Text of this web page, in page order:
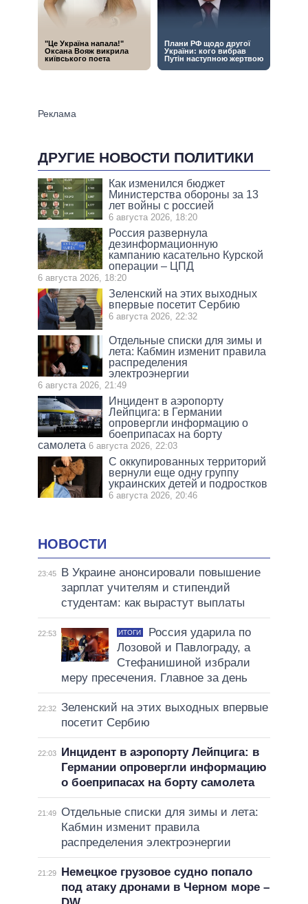
ДРУГИЕ НОВОСТИ ПОЛИТИКИ
Как изменился бюджет
Министерства обороны за 13
лет войны с россией
6 августа 2026, 18:20
Россия развернула
дезинформационную
кампанию касательно Курской
операции – ЦПД
6 августа 2026, 18:20
Зеленский на этих выходных
впервые посетит Сербию
6 августа 2026, 22:32
Отдельные списки для зимы и
лета: Кабмин изменит правила
распределения
электроэнергии
6 августа 2026, 21:49
Инцидент в аэропорту
Лейпцига: в Германии
опровергли информацию о
боеприпасах на борту
самолета 6 августа 2026, 22:03
С оккупированных территорий
вернули еще одну группу
украинских детей и подростков
6 августа 2026, 20:46
НОВОСТИ
23:45
В Украине анонсировали повышение
зарплат учителям и стипендий
студентам: как вырастут выплаты
22:53 ИТОГИ
Россия ударила по
Лозовой и Павлограду, а
Стефанишиной избрали
меру пресечения. Главное за день
22:32 Зеленский на этих выходных впервые
посетит Сербию
22:03
Инцидент в аэропорту Лейпцига: в
Германии опровергли информацию
о боеприпасах на борту самолета
21:49 Отдельные списки для зимы и лета:
Кабмин изменит правила
распределения электроэнергии
21:29
Немецкое грузовое судно попало
под атаку дронами в Черном море –